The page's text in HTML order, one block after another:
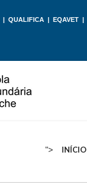
| QUALIFICA | EQAVET |
"> INÍCIO